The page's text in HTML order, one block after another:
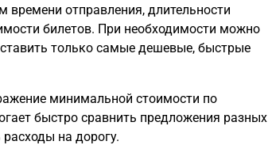
времени отправления, длительности
билетов. При необходимости можно
только самые дешевые, быстрые
минимальной стоимости по
быстро сравнить предложения разных
на дорогу.